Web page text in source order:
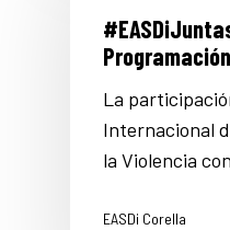
La
Internacional
la Violencia
EASDi Corella